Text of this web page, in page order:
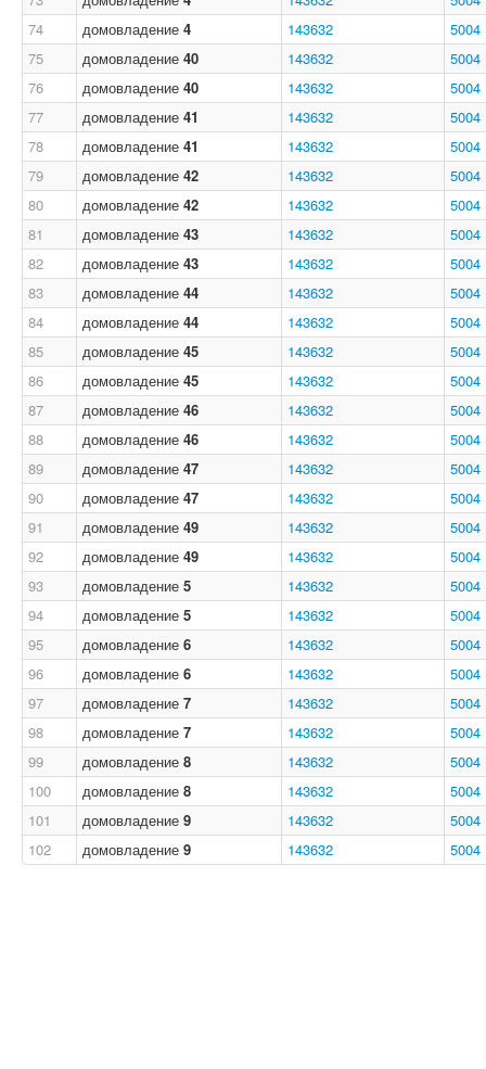
74
домовладение 4 143632
5004
75
домовладение 40 143632
5004
76
домовладение 40 143632
5004
77
домовладение 41 143632
5004
78
домовладение 41 143632
5004
79
домовладение 42 143632
5004
80
домовладение 42 143632
5004
81
домовладение 43 143632
5004
82
домовладение 43 143632
5004
83
домовладение 44 143632
5004
84
домовладение 44 143632
5004
85
домовладение 45 143632
5004
86
домовладение 45 143632
5004
87
домовладение 46 143632
5004
88
домовладение 46 143632
5004
89
домовладение 47 143632
5004
90
домовладение 47 143632
5004
91
домовладение 49 143632
5004
92
домовладение 49 143632
5004
93
домовладение 5 143632
5004
94
домовладение 5 143632
5004
95
домовладение 6 143632
5004
96
домовладение 6 143632
5004
97
домовладение 7 143632
5004
98
домовладение 7 143632
5004
99
домовладение 8 143632
5004
100
домовладение 8 143632
5004
101
домовладение 9 143632
5004
102
домовладение 9 143632 5004